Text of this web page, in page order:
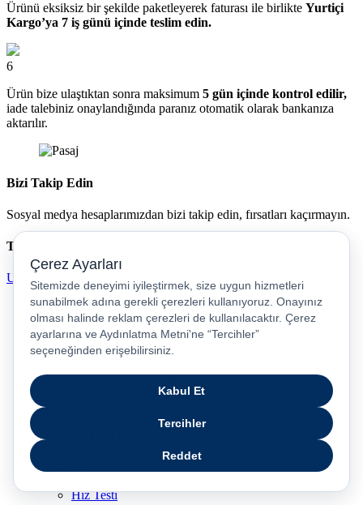
Ürünü eksiksiz bir şekilde paketleyerek faturası ile birlikte Yurtiçi
Kargo’ya 7 iş günü içinde teslim edin.
6
Ürün bize ulaştıktan sonra maksimum 5 gün içinde kontrol edilir,
iade talebiniz onaylandığında paranız otomatik olarak bankanıza
aktarılır.
Bizi Takip Edin
Sosyal medya hesaplarımızdan bizi takip edin, fırsatları kaçırmayın.
Turkcell Uygulamasını İndir
Uygulamayı İndir
Hakkımızda
Pasaj Genel Bakış
Haberler & Duyurular
Kurumsal İletişim ve Sürdürürebilirlik
Gizlilik ve Güvenlik
Hız Testi